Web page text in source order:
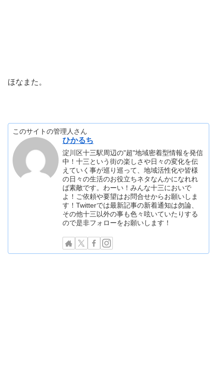
ほなまた。
このサイトの管理人さん
ひかるち
淀川区十三駅周辺の"超"地域密着型情報を発信
中！十三という街の楽しさや日々の変化を伝
えていく事が巡り巡って、地域活性化や皆様
の日々の生活のお役立ちネタなんかになれれ
ば素敵です。わーい！みんな十三においで
よ！ご依頼や要望はお問合せからお願いしま
す！Twitterでは最新記事の新着通知は勿論、
その他十三以外の事も色々呟いていたりする
ので是非フォローをお願いします！